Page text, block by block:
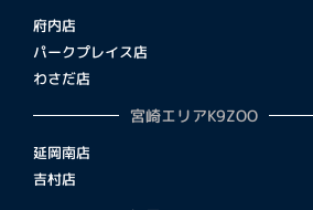
府内店
パークプレイス店
わさだ店
宮崎エリアK9ZOO
延岡南店
吉村店